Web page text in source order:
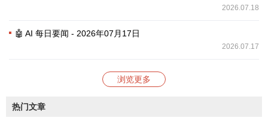
2026.07.18
🤖 AI 每日要闻 - 2026年07月17日
2026.07.17
浏览更多
热门文章